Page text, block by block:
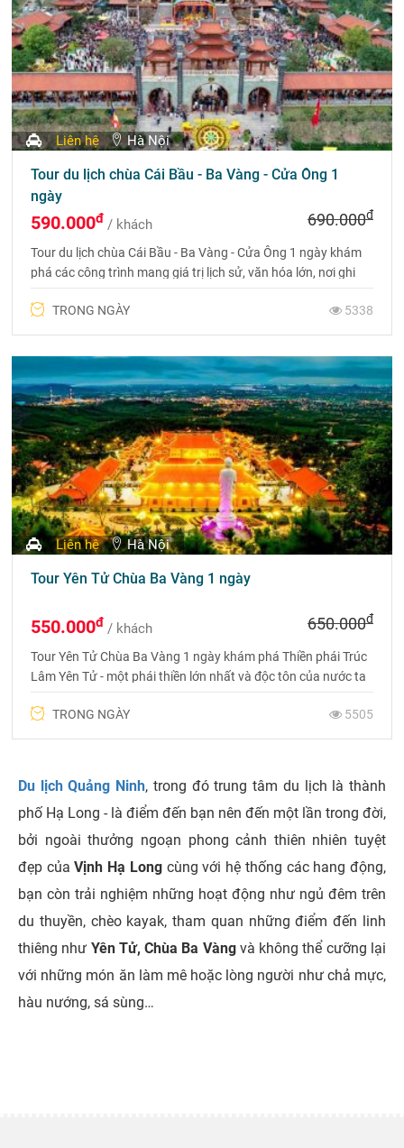
Liên hệ Hà Nội
Tour du lịch chùa Cái Bầu - Ba Vàng - Cửa Ông 1
ngày
590.000đ / khách 690.000đ
Tour du lịch chùa Cái Bầu - Ba Vàng - Cửa Ông 1 ngày khám
phá các công trình mang giá trị lịch sử, văn hóa lớn, nơi ghi
vùng Đông Bắc của Tổ quốc.
TRONG NGÀY 5338
Liên hệ Hà Nội
Tour Yên Tử Chùa Ba Vàng 1 ngày
550.000đ / khách 650.000đ
Tour Yên Tử Chùa Ba Vàng 1 ngày khám phá Thiền phái Trúc
Lâm Yên Tử - một phái thiền lớn nhất và độc tôn của nước ta
TRONG NGÀY
5505
Du lịch Quảng Ninh, trong đó trung tâm du lịch là thành
phố Hạ Long - là điểm đến bạn nên đến một lần trong đời,
bởi ngoài thưởng ngoạn phong cảnh thiên nhiên tuyệt
đẹp củaVịnh Hạ Longcùng với hệ thống các hang động,
bạn còn trải nghiệm những hoạt động như ngủ đêm trên
du thuyền, chèo kayak, tham quan những điểm đến linh
thiêng như Yên Tử, Chùa Ba Vàngvà không thể cưỡng lại
với những món ăn làm mê hoặc lòng người như chả mực,
hàu nướng, sá sùng…